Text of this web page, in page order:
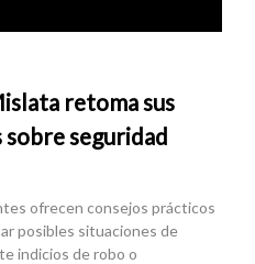
retoma sus
seguridad
ofrecen consejos prácticos
posibles situaciones de
indicios de robo o